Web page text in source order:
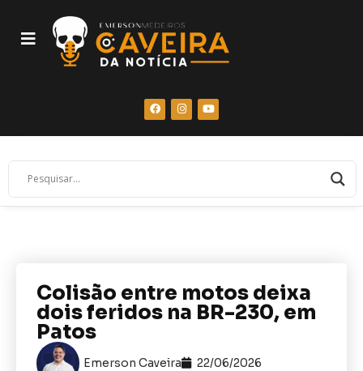
Colisão entre motos deixa
dois feridos na BR-230, em
Patos
Emerson Caveira 22/06/2026